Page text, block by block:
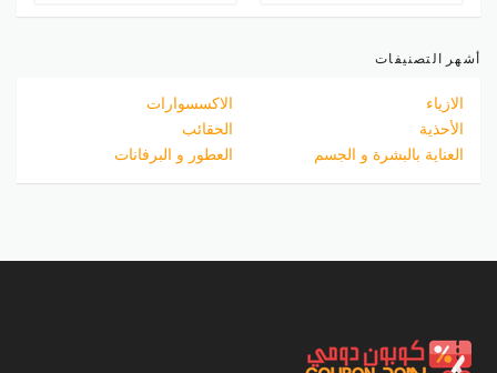
أشهر التصنيفات
الازياء
الاكسسوارات
الأحذية
الحقائب
العناية بالبشرة و الجسم
العطور و البرفانات